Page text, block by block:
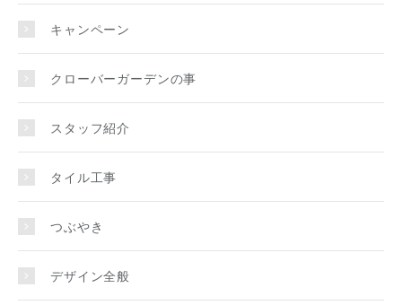
キャンペーン
クローバーガーデンの事
スタッフ紹介
タイル工事
つぶやき
デザイン全般